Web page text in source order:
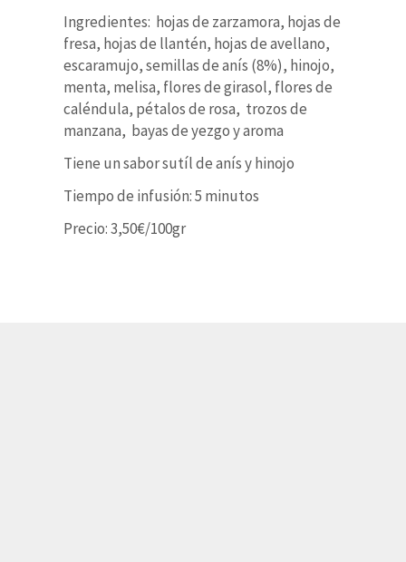
Ingredientes: hojas de zarzamora, hojas de
fresa, hojas de llantén, hojas de avellano,
escaramujo, semillas de anís (8%), hinojo,
menta, melisa, flores de girasol, flores de
caléndula, pétalos de rosa, trozos de
manzana, bayas de yezgo y aroma
Tiene un sabor sutíl de anís y hinojo
Tiempo de infusión: 5 minutos
Precio: 3,50€/100gr